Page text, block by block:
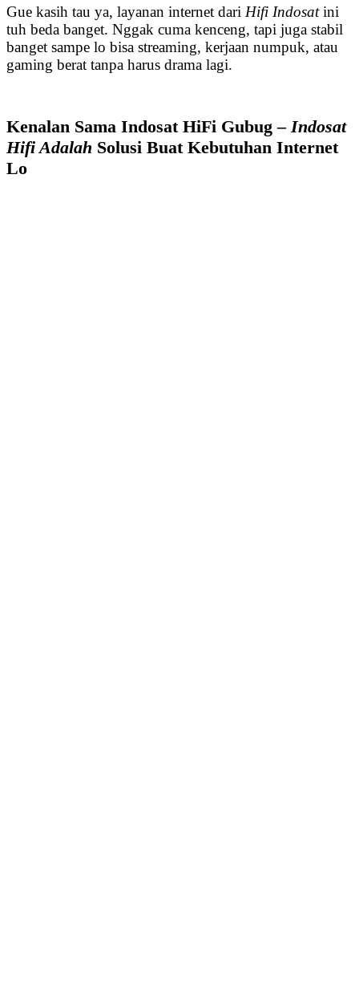
Gue kasih tau ya, layanan internet dari Hifi Indosatini
tuh beda banget. Nggak cuma kenceng, tapi juga stabil
banget sampe lo bisa streaming, kerjaan numpuk, atau
gaming berat tanpa harus drama lagi.
Kenalan Sama Indosat HiFi Gubug – Indosat
Hifi Adalah Solusi Buat Kebutuhan Internet
Lo